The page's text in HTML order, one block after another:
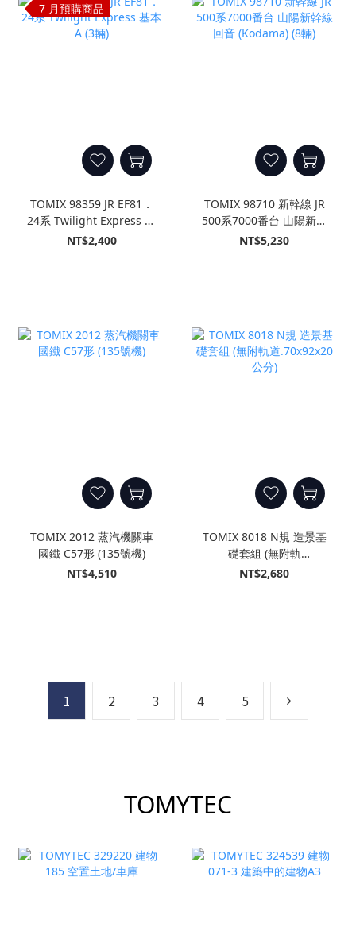
7 月預購商品
TOMIX 98359 JR EF81．
24系 Twilight Express 基
本A (3輛)
NT$2,400
TOMIX 98710 新幹線 JR
500系7000番台 山陽新幹
線 回音 (Kodama) (8輛)
NT$5,230
TOMIX 2012 蒸汽機關車
國鐵 C57形 (135號機)
NT$4,510
TOMIX 8018 N規 造景基
礎套組 (無附軌
道.70x92x20公分)
NT$2,680
1 2 3 4 5
TOMYTEC